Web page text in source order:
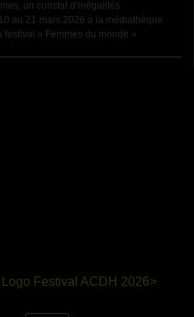
un constat d’inégalités
au 21 mars 2026 à la médiathèque
« Femmes du monde »